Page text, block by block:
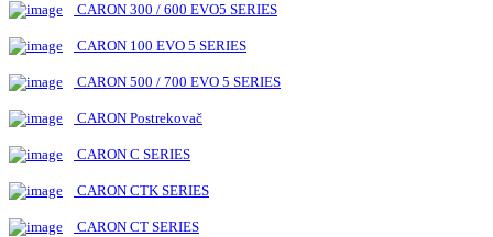
CARON 300 / 600 EVO5 SERIES
CARON 100 EVO 5 SERIES
CARON 500 / 700 EVO 5 SERIES
CARON Postrekovač
CARON C SERIES
CARON CTK SERIES
CARON CT SERIES